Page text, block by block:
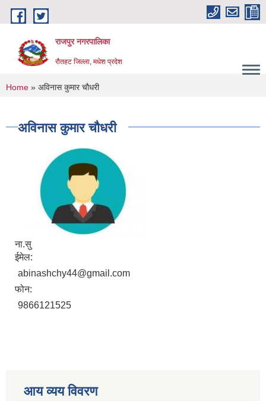
Skip to main content
राजपुर नगरपालिका
रौतहट जिल्ला, मधेश प्रदेश
You are here
Home » अविनास कुमार चौधरी
अविनास कुमार चौधरी
ना.सु
ईमेल:
abinashchy44@gmail.com
फोन:
9866121525
आय व्यय विवरण